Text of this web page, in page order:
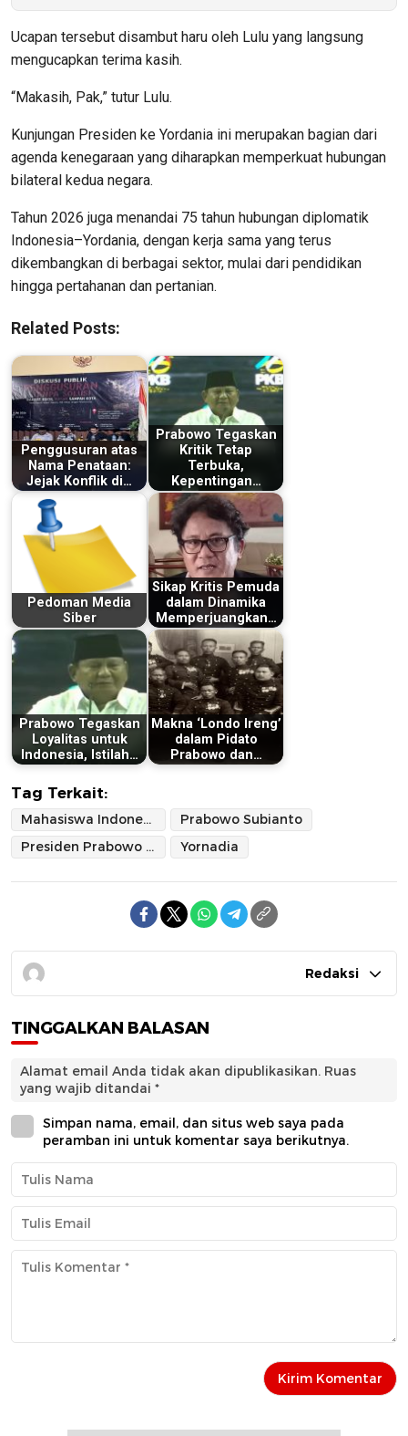
Ucapan tersebut disambut haru oleh Lulu yang langsung
mengucapkan terima kasih.
“Makasih, Pak,” tutur Lulu.
Kunjungan Presiden ke Yordania ini merupakan bagian dari
agenda kenegaraan yang diharapkan memperkuat hubungan
bilateral kedua negara.
Tahun 2026 juga menandai 75 tahun hubungan diplomatik
Indonesia–Yordania, dengan kerja sama yang terus
dikembangkan di berbagai sektor, mulai dari pendidikan
hingga pertahanan dan pertanian.
Related Posts:
Penggusuran atas
Nama Penataan:
Jejak Konflik di…
Prabowo Tegaskan
Kritik Tetap
Terbuka,
Kepentingan…
Pedoman Media
Siber
Sikap Kritis Pemuda
dalam Dinamika
Memperjuangkan…
Prabowo Tegaskan
Loyalitas untuk
Indonesia, Istilah…
Makna ‘Londo Ireng’
dalam Pidato
Prabowo dan…
Tag Terkait:
Mahasiswa Indonesia
Prabowo Subianto
Presiden Prabowo Subianto
Yornadia
Redaksi
TINGGALKAN BALASAN
Alamat email Anda tidak akan dipublikasikan. Ruas
yang wajib ditandai *
Simpan nama, email, dan situs web saya pada
peramban ini untuk komentar saya berikutnya.